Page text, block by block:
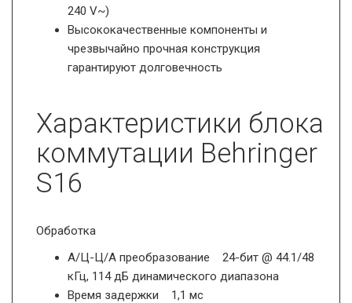
240 V~)
Высококачественные компоненты и
чрезвычайно прочная конструкция
гарантируют долговечность
Характеристики блока
коммутации Behringer
S16
Обработка
А/Ц-Ц/А преобразование 24-бит @ 44.1/48
кГц, 114 дБ динамического диапазона
Время задержки 1,1 мс